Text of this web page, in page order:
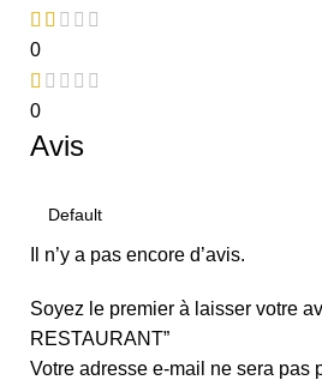
0
0
Avis
Il n’y a pas encore d’avis.
Soyez le premier à laisser votre
RESTAURANT”
Votre adresse e-mail ne sera pas